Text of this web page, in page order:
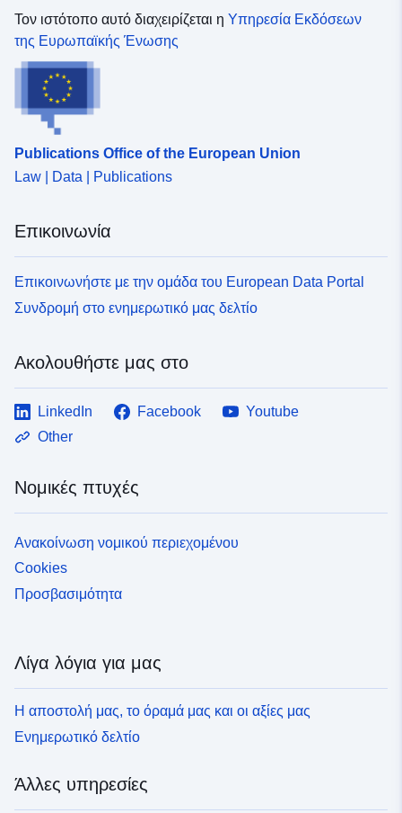
Τον ιστότοπο αυτό διαχειρίζεται η Υπηρεσία Εκδόσεων
της Ευρωπαϊκής Ένωσης
Publications Office of the European Union
Law | Data | Publications
Επικοινωνία
Επικοινωνήστε με την ομάδα του European Data Portal
Συνδρομή στο ενημερωτικό μας δελτίο
Ακολουθήστε μας στο
LinkedIn Facebook
Youtube
Other
Νομικές πτυχές
Ανακοίνωση νομικού περιεχομένου
Cookies
Προσβασιμότητα
Λίγα λόγια για μας
Η αποστολή μας, το όραμά μας και οι αξίες μας
Ενημερωτικό δελτίο
Άλλες υπηρεσίες